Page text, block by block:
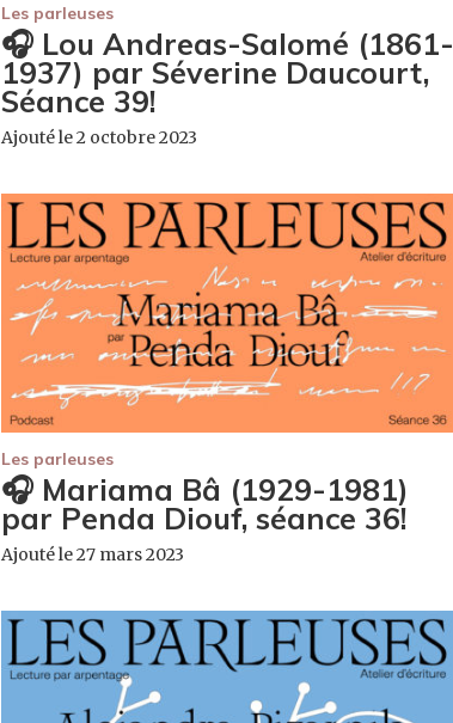
Les parleuses
🎧 Lou Andreas-Salomé (1861-
1937) par Séverine Daucourt,
Séance 39!
Ajouté le 2 octobre 2023
Les parleuses
🎧 Mariama Bâ (1929-1981)
par Penda Diouf, séance 36!
Ajouté le 27 mars 2023